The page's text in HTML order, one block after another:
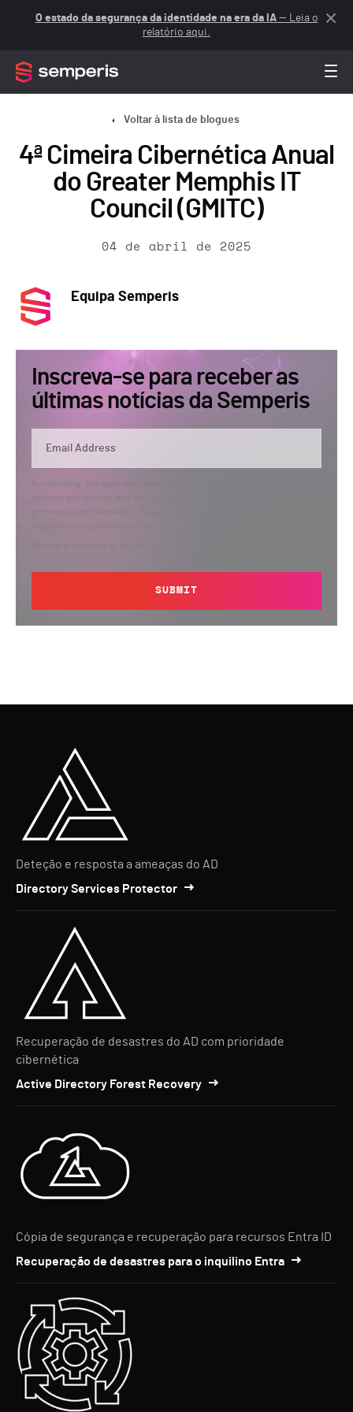
O estado da segurança da identidade na era da IA— Leia o
relatório aqui.
Voltar à lista de blogues
4ª Cimeira Cibernética Anual
do Greater Memphis IT
Council (GMITC)
04 de abril de 2025
Equipa Semperis
Inscreva-se para receber as
últimas notícias da Semperis
By submitting, you agree that Semperis may send you information regarding its
products and services, and use and process your personal information in
accordance with Semperis’
contacting privacy@semperis.com.
This site is protected by reCAPTCHA.
SUBMIT
Deteção e resposta a ameaças do AD
Directory Services Protector
Recuperação de desastres do AD com prioridade
cibernética
Active Directory Forest Recovery
Cópia de segurança e recuperação para recursos Entra ID
Recuperação de desastres para o inquilino Entra